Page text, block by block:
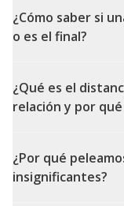
¿Cómo saber si
o es el final?
¿Qué es el
relación y por
¿Por qué
insignificantes?